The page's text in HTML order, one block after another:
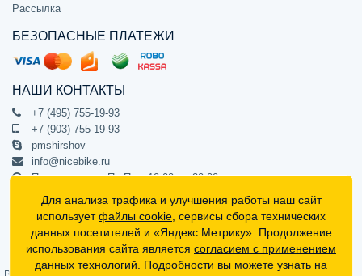
Рассылка
БЕЗОПАСНЫЕ ПЛАТЕЖИ
НАШИ КОНТАКТЫ
+7 (495) 755-19-93
+7 (903) 755-19-93
pmshirshov
info@nicebike.ru
Прием звонков Пн-Пт с 10:00 до 20:00
ПВЗ Пн-Пт с 10:00 до 20:00
г. Москва, ул. Барклая 13с1
подъезд 1, цокольный этаж, офис 1
Официальный интернет-магазин NiceBike © 2012 - 2026
Для анализа трафика и улучшения работы наш сайт
используетфайлы cookie , сервисы сбора технических
данных посетителей и «Яндекс.Метрику». Продолжение
использования сайта является согласием с применением
данных технологий. Подробности вы можете узнать на